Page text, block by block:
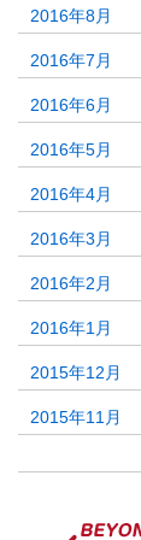
2016年8月
2016年7月
2016年6月
2016年5月
2016年4月
2016年3月
2016年2月
2016年1月
2015年12月
2015年11月